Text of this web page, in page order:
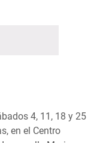
4, 11, 18 y 25
en el Centro